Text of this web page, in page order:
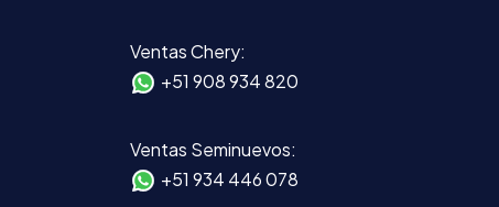
Ventas Chery:
+51 908 934 820
Ventas Seminuevos:
+51 934 446 078